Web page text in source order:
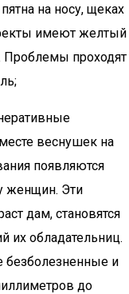
на носу, щеках
имеют желтый
Проблемы проходят
веснушек на
появляются
женщин. Эти
дам, становятся
их обладательниц.
безболезненные и
до